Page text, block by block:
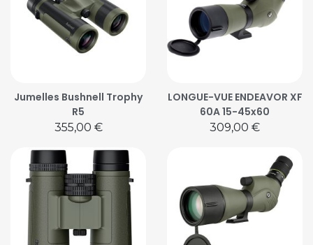
Jumelles Bushnell Trophy
R5
Prix
355,00 €
LONGUE-VUE ENDEAVOR XF
60A 15-45x60
Prix
309,00 €